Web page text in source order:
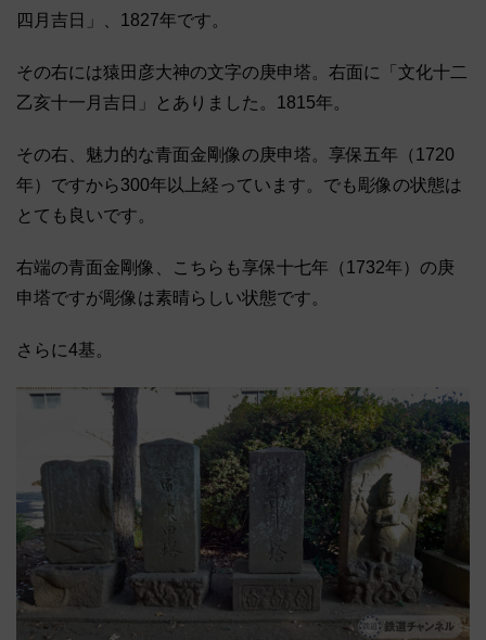
四月吉日」、1827年です。
その右には猿田彦大神の文字の庚申塔。右面に「文化十二
乙亥十一月吉日」とありました。1815年。
その右、魅力的な青面金剛像の庚申塔。享保五年（1720
年）ですから300年以上経っています。でも彫像の状態は
とても良いです。
右端の青面金剛像、こちらも享保十七年（1732年）の庚
申塔ですが彫像は素晴らしい状態です。
さらに4基。